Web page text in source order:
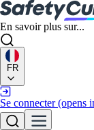
En savoir plus sur...
FR
Se connecter (opens